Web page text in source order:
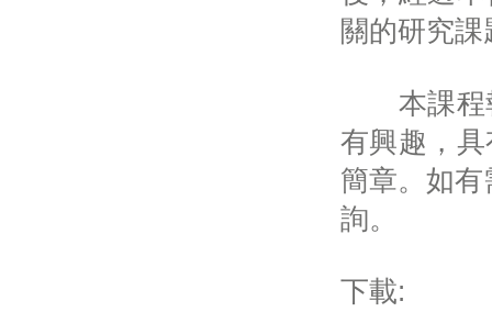
關的研究
本課程報
有興趣，
簡章。如
詢。
下載: